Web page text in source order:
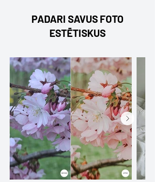
PADARI SAVUS FOTO
ESTĒTISKUS